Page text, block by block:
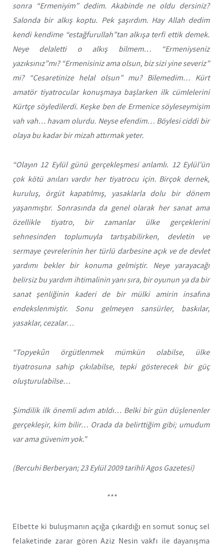
sonra “Ermeniyim” dedim. Akabinde ne oldu dersiniz?
Salonda bir alkış koptu. Pek şaşırdım. Hay Allah dedim
kendi kendime “estağfurullah”tan alkışa terfi ettik demek.
Neye delaletti o alkış bilmem… “Ermeniyseniz
yazıksınız”mı? “Ermenisiniz ama olsun, biz sizi yine severiz”
mi? “Cesaretinize helal olsun” mu? Bilemedim… Kürt
amatör tiyatrocular konuşmaya başlarken ilk cümlelerini
Kürtçe söyledilerdi. Keşke ben de Ermenice söyleseymişim
vah vah… havam olurdu. Neyse efendim… Böylesi ciddi bir
olaya bu kadar bir mizah attırmak yeter.
“Olayın 12 Eylül günü gerçekleşmesi anlamlı. 12 Eylül’ün
çok kötü anıları vardır her tiyatrocu için. Birçok dernek,
kuruluş, örgüt kapatılmış, yasaklarla dolu bir dönem
yaşanmıştır. Sonrasında da genel olarak her sanat ama
özellikle tiyatro, bir zamanlar ülke gerçeklerini
sehnesinden toplumuyla tartışabilirken, devletin ve
sermaye çevrelerinin her türlü darbesine açık ve de devlet
yardımı bekler bir konuma gelmiştir. Neye yarayacağı
belirsiz bu yardım ihtimalinin yanı sıra, bir oyunun ya da bir
sanat şenliğinin kaderi de bir mülki amirin insafına
endekslenmiştir. Sonu gelmeyen sansürler, baskılar,
yasaklar, cezalar…
“Topyekûn örgütlenmek mümkün olabilse, ülke
tiyatrosuna sahip çıkılabilse, tepki gösterecek bir güç
oluşturulabilse…
Şimdilik ilk önemli adım atıldı… Belki bir gün düşlenenler
gerçekleşir, kim bilir… Orada da belirttiğim gibi; umudum
var ama güvenim yok.”
(Bercuhi Berberyan; 23 Eylül 2009 tarihli Agos Gazetesi)
***
Elbette ki buluşmanın açığa çıkardığı en somut sonuç sel
felaketinde zarar gören Aziz Nesin vakfı ile dayanışma